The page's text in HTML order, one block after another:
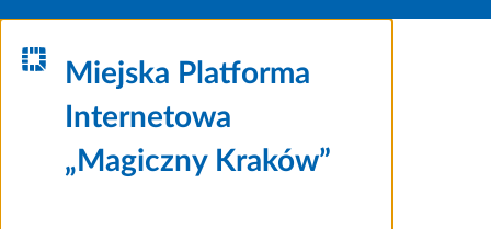
Miejska Platforma
Internetowa
„Magiczny Kraków”